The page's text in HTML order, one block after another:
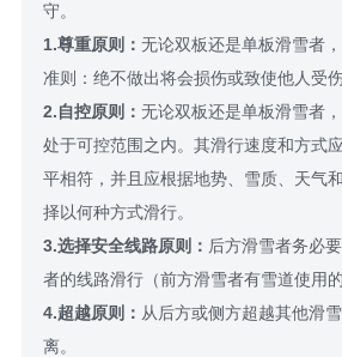
守。
1.尊重原则： 无论双板还是单板滑雪者
准则：绝不做出将会损伤或致使他人受伤
2.自控原则： 无论双板还是单板滑雪者
处于可控范围之内。其滑行速度和方式
平相符，并且应根据地势、雪质、天气
择以何种方式滑行。
3.选择安全线路原则： 后方滑雪者务必
者的线路滑行（前方滑雪者有雪道使用的
4.超越原则： 从后方或侧方超越其他滑
离。